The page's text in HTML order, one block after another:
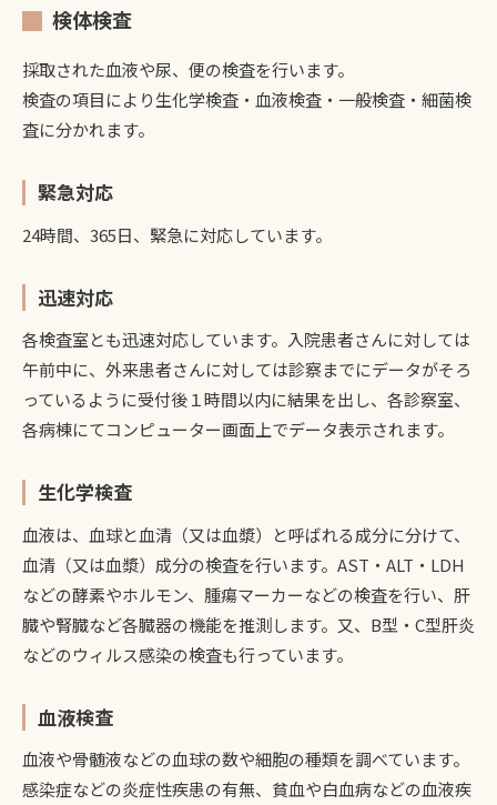
検体検査
採取された血液や尿、便の検査を行います。
検査の項目により生化学検査・血液検査・一般検査・細菌検
査に分かれます。
緊急対応
24時間、365日、緊急に対応しています。
迅速対応
各検査室とも迅速対応しています。入院患者さんに対しては
午前中に、外来患者さんに対しては診察までにデータがそろ
っているように受付後１時間以内に結果を出し、各診察室、
各病棟にてコンピューター画面上でデータ表示されます。
生化学検査
血液は、血球と血清（又は血漿）と呼ばれる成分に分けて、
血清（又は血漿）成分の検査を行います。AST・ALT・LDH
などの酵素やホルモン、腫瘍マーカーなどの検査を行い、肝
臓や腎臓など各臓器の機能を推測します。又、B型・C型肝炎
などのウィルス感染の検査も行っています。
血液検査
血液や骨髄液などの血球の数や細胞の種類を調べています。
感染症などの炎症性疾患の有無、貧血や白血病などの血液疾